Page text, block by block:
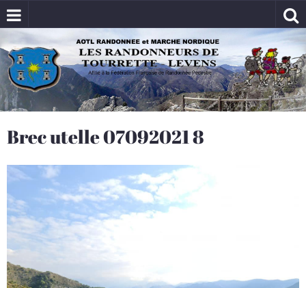
Brec utelle 07092021 8